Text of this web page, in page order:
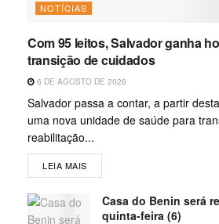
NOTÍCIAS
Com 95 leitos, Salvador ganha
transição de cuidados
6 DE AGOSTO DE 2026
Salvador passa a contar, a partir
uma nova unidade de saúde para
reabilitação...
LEIA MAIS
Casa do Benin será
quinta-feira (6)